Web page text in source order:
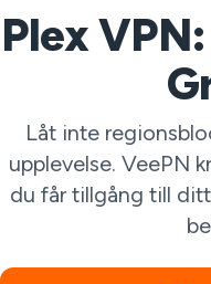
Plex
Låt inte
upplevelse. VeePN
du får tillgång till